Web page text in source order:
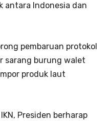
antara Indonesia dan
pembaruan protokol
sarang burung walet
produk laut
Presiden berharap